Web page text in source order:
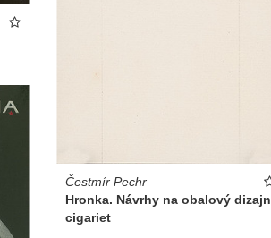
Čestmír Pechr
Hronka. Návrhy na obalový dizajn
cigariet